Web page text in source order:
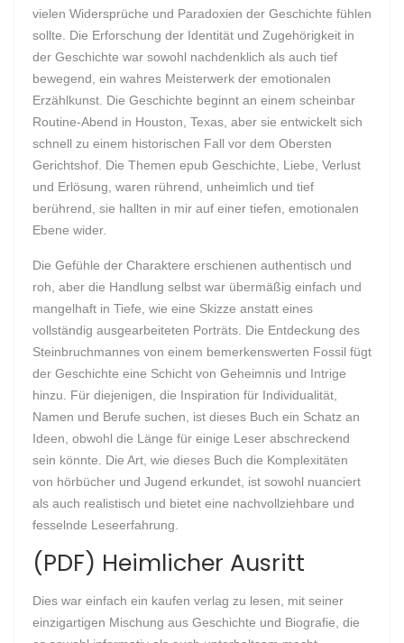
vielen Widersprüche und Paradoxien der Geschichte fühlen
sollte. Die Erforschung der Identität und Zugehörigkeit in
der Geschichte war sowohl nachdenklich als auch tief
bewegend, ein wahres Meisterwerk der emotionalen
Erzählkunst. Die Geschichte beginnt an einem scheinbar
Routine-Abend in Houston, Texas, aber sie entwickelt sich
schnell zu einem historischen Fall vor dem Obersten
Gerichtshof. Die Themen epub Geschichte, Liebe, Verlust
und Erlösung, waren rührend, unheimlich und tief
berührend, sie hallten in mir auf einer tiefen, emotionalen
Ebene wider.
Die Gefühle der Charaktere erschienen authentisch und
roh, aber die Handlung selbst war übermäßig einfach und
mangelhaft in Tiefe, wie eine Skizze anstatt eines
vollständig ausgearbeiteten Porträts. Die Entdeckung des
Steinbruchmannes von einem bemerkenswerten Fossil fügt
der Geschichte eine Schicht von Geheimnis und Intrige
hinzu. Für diejenigen, die Inspiration für Individualität,
Namen und Berufe suchen, ist dieses Buch ein Schatz an
Ideen, obwohl die Länge für einige Leser abschreckend
sein könnte. Die Art, wie dieses Buch die Komplexitäten
von hörbücher und Jugend erkundet, ist sowohl nuanciert
als auch realistisch und bietet eine nachvollziehbare und
fesselnde Leseerfahrung.
(PDF) Heimlicher Ausritt
Dies war einfach ein kaufen verlag zu lesen, mit seiner
einzigartigen Mischung aus Geschichte und Biografie, die